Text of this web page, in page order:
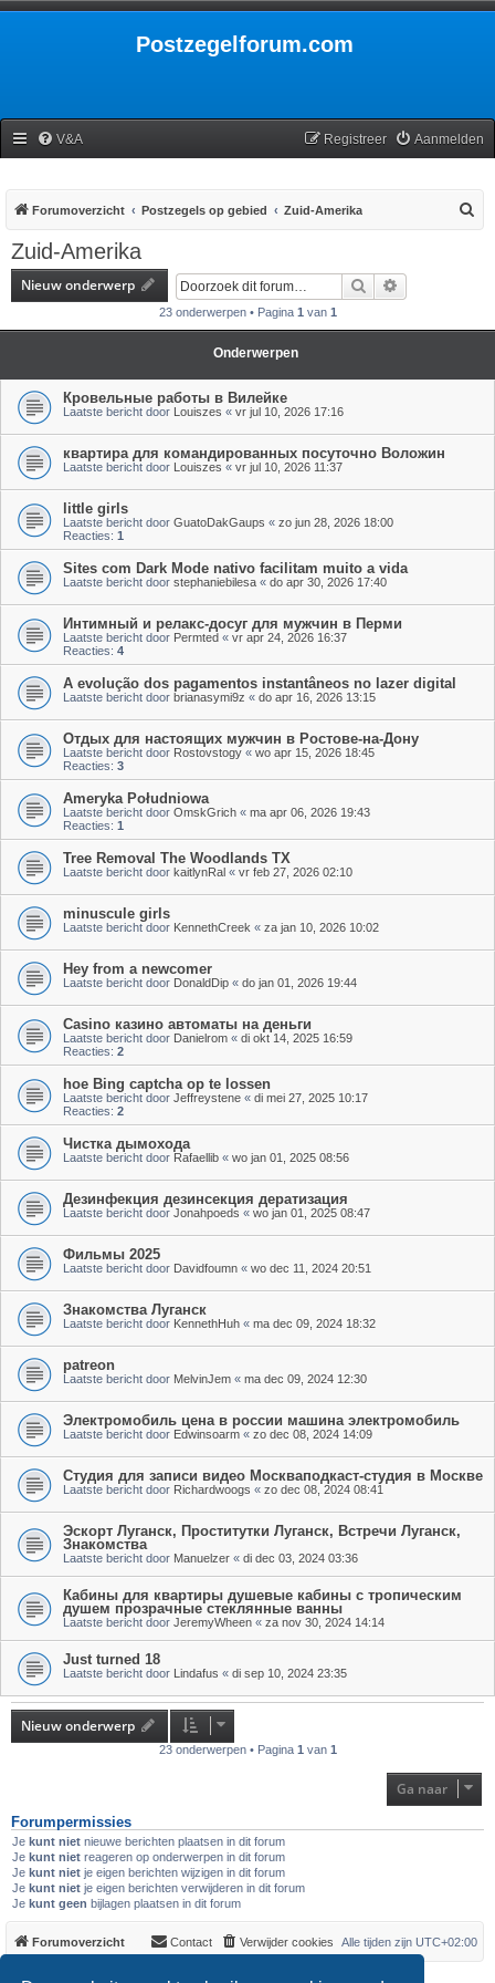
Postzegelforum.com
V&A Aanmelden
Registreer
Forumoverzicht Postzegels op gebied Zuid-Amerika
Zuid-Amerika
Nieuw onderwerp Zoek
23 onderwerpen • Pagina 1 van 1
Onderwerpen
Кровельные работы в Вилейке
Laatste bericht door Louiszes « vr jul 10, 2026 17:16
квартира для командированных посуточно Воложин
Laatste bericht door Louiszes « vr jul 10, 2026 11:37
little girls
Laatste bericht door GuatoDakGaups « zo jun 28, 2026 18:00
Reacties: 1
Sites com Dark Mode nativo facilitam muito a vida
Laatste bericht door stephaniebilesa « do apr 30, 2026 17:40
Интимный и релакс-досуг для мужчин в Перми
Laatste bericht door Permted « vr apr 24, 2026 16:37
Reacties: 4
A evolução dos pagamentos instantâneos no lazer digital
Laatste bericht door brianasymi9z « do apr 16, 2026 13:15
Отдых для настоящих мужчин в Ростове-на-Дону
Laatste bericht door Rostovstogy « wo apr 15, 2026 18:45
Reacties: 3
Ameryka Południowa
Laatste bericht door OmskGrich « ma apr 06, 2026 19:43
Reacties: 1
Tree Removal The Woodlands TX
Laatste bericht door kaitlynRal « vr feb 27, 2026 02:10
minuscule girls
Laatste bericht door KennethCreek « za jan 10, 2026 10:02
Hey from a newcomer
Laatste bericht door DonaldDip « do jan 01, 2026 19:44
Casino казино автоматы на деньги
Laatste bericht door Danielrom « di okt 14, 2025 16:59
Reacties: 2
hoe Bing captcha op te lossen
Laatste bericht door Jeffreystene « di mei 27, 2025 10:17
Reacties: 2
Чистка дымохода
Laatste bericht door Rafaellib « wo jan 01, 2025 08:56
Дезинфекция дезинсекция дератизация
Laatste bericht door Jonahpoeds « wo jan 01, 2025 08:47
Фильмы 2025
Laatste bericht door Davidfoumn « wo dec 11, 2024 20:51
Знакомства Луганск
Laatste bericht door KennethHuh « ma dec 09, 2024 18:32
patreon
Laatste bericht door MelvinJem « ma dec 09, 2024 12:30
Электромобиль цена в россии машина электромобиль
Laatste bericht door Edwinsoarm « zo dec 08, 2024 14:09
Студия для записи видео Москваподкаст-студия в Москве
Laatste bericht door Richardwoogs « zo dec 08, 2024 08:41
Эскорт Луганск, Проститутки Луганск, Встречи Луганск,
Знакомства
Laatste bericht door Manuelzer « di dec 03, 2024 03:36
Кабины для квартиры душевые кабины с тропическим
душем прозрачные стеклянные ванны
Laatste bericht door JeremyWheen « za nov 30, 2024 14:14
Just turned 18
Laatste bericht door Lindafus « di sep 10, 2024 23:35
Nieuw onderwerp
23 onderwerpen • Pagina 1 van 1
Ga naar
Forumpermissies
Je kunt niet nieuwe berichten plaatsen in dit forum
Je kunt niet reageren op onderwerpen in dit forum
Je kunt niet je eigen berichten wijzigen in dit forum
Je kunt niet je eigen berichten verwijderen in dit forum
Je kunt geen bijlagen plaatsen in dit forum
Forumoverzicht Alle tijden zijn UTC+02:00
Verwijder cookies
Contact